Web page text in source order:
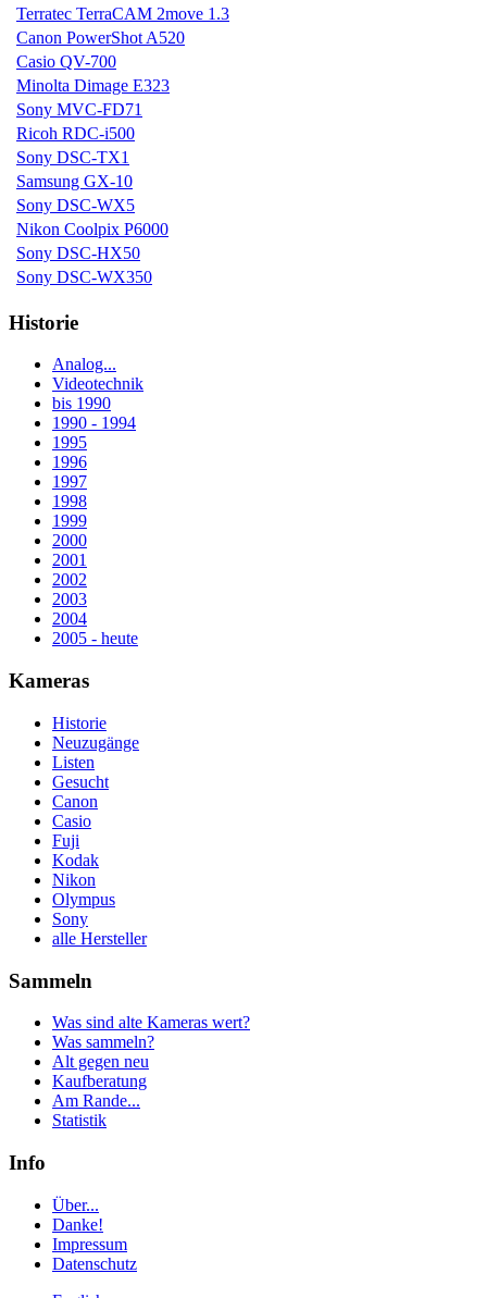
Terratec TerraCAM 2move 1.3
Canon PowerShot A520
Casio QV-700
Minolta Dimage E323
Sony MVC-FD71
Ricoh RDC-i500
Sony DSC-TX1
Samsung GX-10
Sony DSC-WX5
Nikon Coolpix P6000
Sony DSC-HX50
Sony DSC-WX350
Historie
Analog...
Videotechnik
bis 1990
1990 - 1994
1995
1996
1997
1998
1999
2000
2001
2002
2003
2004
2005 - heute
Kameras
Historie
Neuzugänge
Listen
Gesucht
Canon
Casio
Fuji
Kodak
Nikon
Olympus
Sony
alle Hersteller
Sammeln
Was sind alte Kameras wert?
Was sammeln?
Alt gegen neu
Kaufberatung
Am Rande...
Statistik
Info
Über...
Danke!
Impressum
Datenschutz